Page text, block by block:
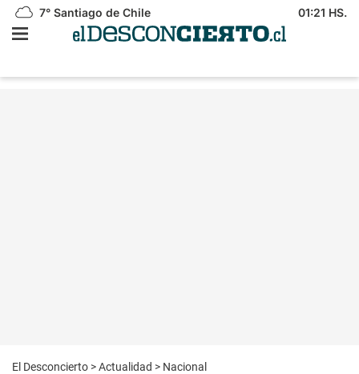
7° Santiago de Chile 01:21 HS.
El Desconcierto >Actualidad > Nacional